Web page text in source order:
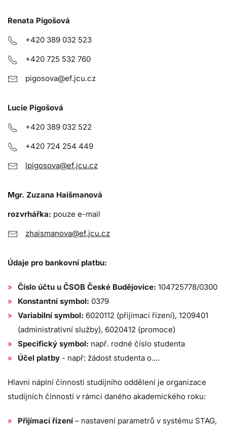
Renata Pigošová
+420 389 032 523
+420 725 532 760
pigosova@ef.jcu.cz
Lucie Pigošová
+420 389 032 522
+420 724 254 449
lpigosova@ef.jcu.cz
Mgr. Zuzana Haišmanová
rozvrhářka: pouze e-mail
zhaismanova@ef.jcu.cz
Údaje pro bankovní platbu:
Číslo účtu u ČSOB České Budějovice: 104725778/0300
Konstantní symbol: 0379
Variabilní symbol: 6020112 (přijímací řízení), 1209401
(administrativní služby), 6020412 (promoce)
Specifický symbol: např. rodné číslo studenta
Účel platby - např: žádost studenta o....
Hlavní náplní činnosti studijního oddělení je organizace
studijních činností v rámci daného akademického roku:
Přijímací řízení – nastavení parametrů v systému STAG,